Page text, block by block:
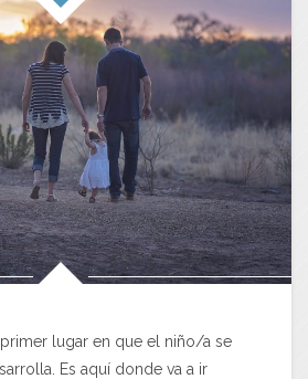
lugar en que el niño/a se
Es aquí donde va a ir